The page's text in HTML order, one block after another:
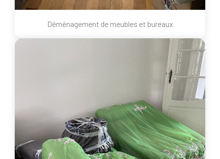
Déménagement de meubles et bureaux